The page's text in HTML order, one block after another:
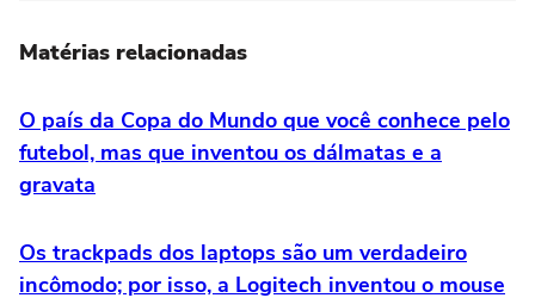
Matérias relacionadas
O país da Copa do Mundo que você conhece pelo
futebol, mas que inventou os dálmatas e a
gravata
Os trackpads dos laptops são um verdadeiro
incômodo; por isso, a Logitech inventou o mouse